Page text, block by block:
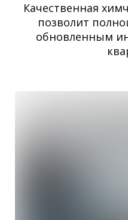
Качественная
позволит
обновленным